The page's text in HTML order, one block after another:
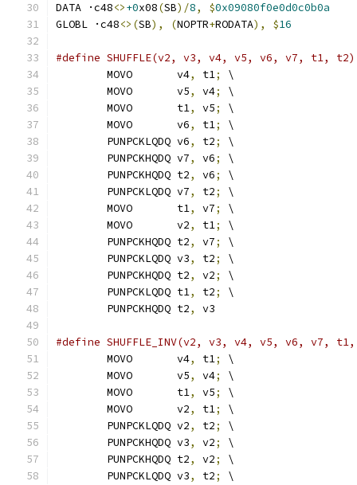
DATA ·c48<>+0x08(SB)/8, $0x09080f0e0d0c0b0a
GLOBL ·c48<>(SB), (NOPTR+RODATA), $16
#define SHUFFLE(v2, v3, v4, v5, v6, v7, t1,
	MOVO       v4
, t1;
\
	MOVO       v5
, v4;
\
	MOVO       t1
, v5;
\
	MOVO       v6
, t1;
\
	PUNPCKLQDQ v6
, t2;
\
	PUNPCKHQDQ v7
, v6;
\
	PUNPCKHQDQ t2
, v6;
\
	PUNPCKLQDQ v7
, t2;
\
	MOVO       t1
, v7;
\
	MOVO       v2
, t1;
\
	PUNPCKHQDQ t2
, v7;
\
	PUNPCKLQDQ v3
, t2;
\
	PUNPCKHQDQ t2
, v2;
\
	PUNPCKLQDQ t1
, t2;
\
	PUNPCKHQDQ t2
, v3
#define SHUFFLE_INV(v2, v3, v4, v5, v6, v7,
	MOVO       v4
, t1;
\
	MOVO       v5
, v4;
\
	MOVO       t1
, v5;
\
	MOVO       v2
, t1;
\
	PUNPCKLQDQ v2
, t2;
\
	PUNPCKHQDQ v3
, v2;
\
	PUNPCKHQDQ t2
, v2;
\
	PUNPCKLQDQ v3
, t2;
\